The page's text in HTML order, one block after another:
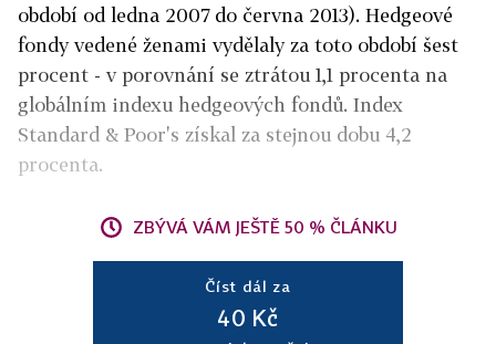
období od ledna 2007 do června 2013). Hedgeové
fondy vedené ženami vydělaly za toto období šest
procent - v porovnání se ztrátou 1,1 procenta na
globálním indexu hedgeových fondů. Index
Standard & Poor's získal za stejnou dobu 4,2
procenta.
ZBÝVÁ VÁM JEŠTĚ 50 % ČLÁNKU
Číst dál za
40 Kč